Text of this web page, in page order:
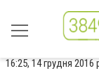
16:25, 14 грудня 2016